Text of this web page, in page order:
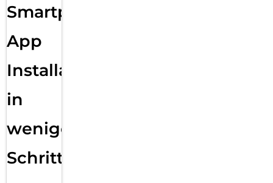
Smartphone
App
Installation
in
wenigen
Schritten